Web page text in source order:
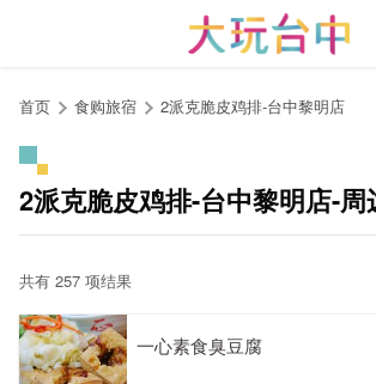
首页 食购旅宿 2派克脆皮鸡排-台中黎明店
2派克脆皮鸡排-台中黎明店-
共有 257 项结果
一心素食臭豆腐